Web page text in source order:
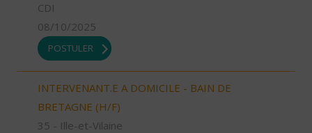
CDI
08/10/2025
POSTULER
INTERVENANT.E A DOMICILE - BAIN DE
BRETAGNE (H/F)
35 - Ille-et-Vilaine